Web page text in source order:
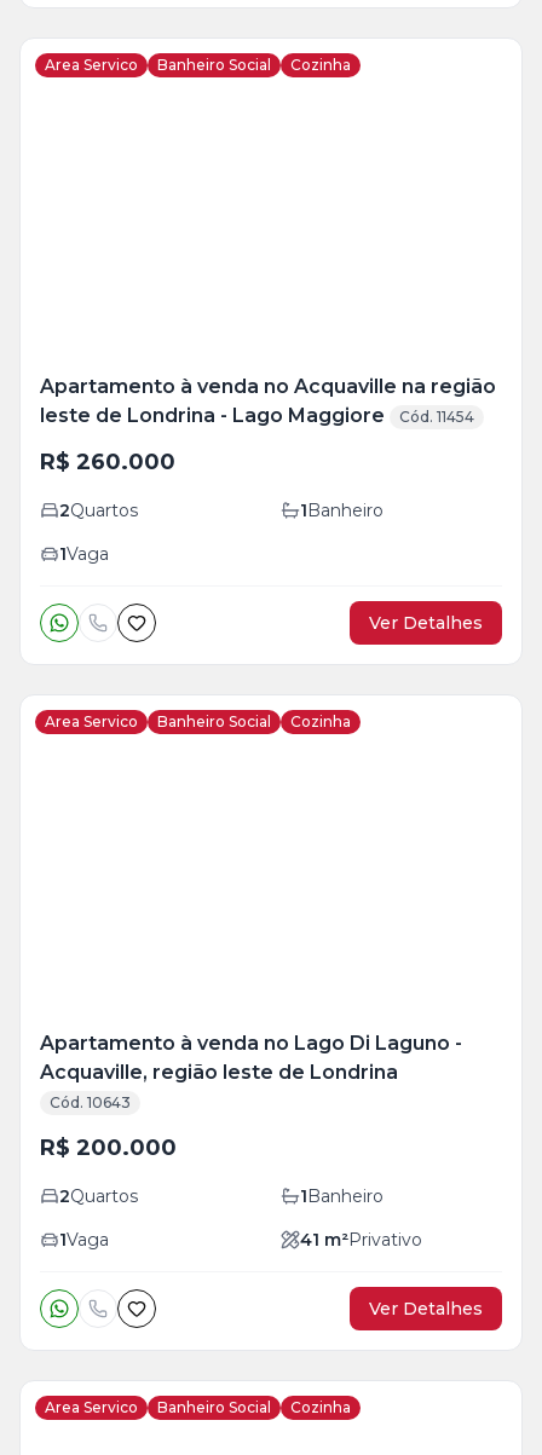
Area Servico Banheiro Social Cozinha
Apartamento à venda no Acquaville na região
leste de Londrina - Lago Maggiore
Cód. 11454
R$ 260.000
2Quartos 1Banheiro
1Vaga
Ver Detalhes
Area Servico Banheiro Social Cozinha
Apartamento à venda no Lago Di Laguno -
Acquaville, região leste de Londrina
Cód. 10643
R$ 200.000
2Quartos 1Banheiro
1Vaga 41 m²Privativo
Ver Detalhes
Area Servico Banheiro Social Cozinha